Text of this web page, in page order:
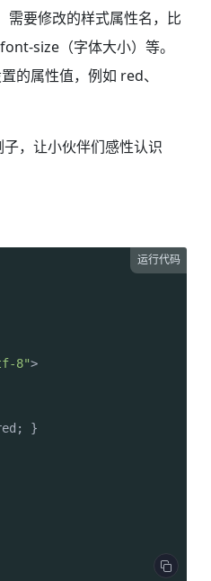
需要修改的样式属性名，比
size（字体大小）等。
的属性值，例如 red、
，让小伙伴们感性认识
运行代码
8">
}